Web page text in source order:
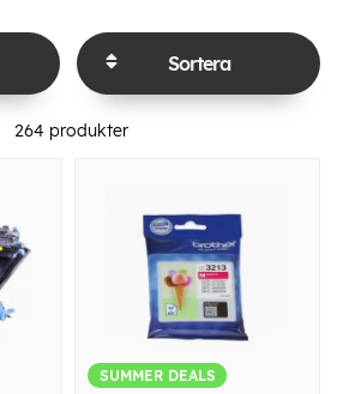
Sortera
264 produkter
SUMMER DEALS